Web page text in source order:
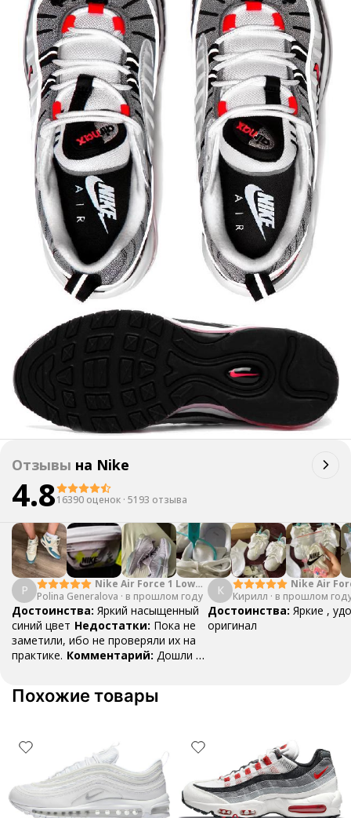
Отзывы на Nike
4.816390 оценок · 5193 отзыва
P
Nike Air Force 1 Low
College Pack White
Blue
Polina Generalova · в прошлом году
Достоинства: Яркий насыщенный
синий цвет Недостатки: Пока не
заметили, ибо не проверяли их на
практике. Комментарий: Дошли за
К
Nike Air
Yellow
Кирилл · в прошлом
Достоинства: Яркие ,
оригинал
Похожие товары